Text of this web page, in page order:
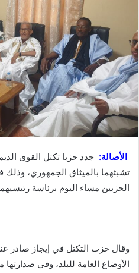
الأصالة: جدد حزبا تكتل القوى
تشبثهما بالميثاق الجمهوري،
الحزبين مساء اليوم برئاسة
وقال حزب التكتل في إيجاز صادر
الأوضاع العامة للبلد، وفي صدارتها